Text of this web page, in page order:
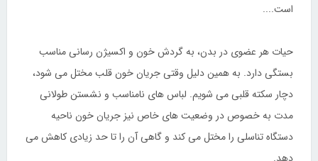
است....
حیات هر عضوی در بدن، به گردش خون و اکسیژن رسانی مناسب
بستگی دارد. به همین دلیل وقتی جریان خون قلب مختل می شود،
دچار سکته قلبی می شویم. لباس های نامناسب و نشستن طولانی
مدت به خصوص در وضعیت های خاص نیز جریان خون ناحیه
دستگاه تناسلی را مختل می کند و گاهی آن را تا حد زیادی کاهش می
دهد.